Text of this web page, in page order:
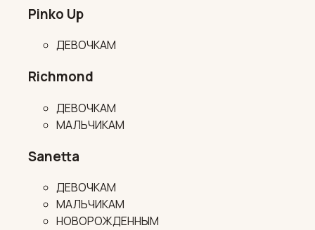
Pinko Up
ДЕВОЧКАМ
Richmond
ДЕВОЧКАМ
МАЛЬЧИКАМ
Sanetta
ДЕВОЧКАМ
МАЛЬЧИКАМ
НОВОРОЖДЕННЫМ